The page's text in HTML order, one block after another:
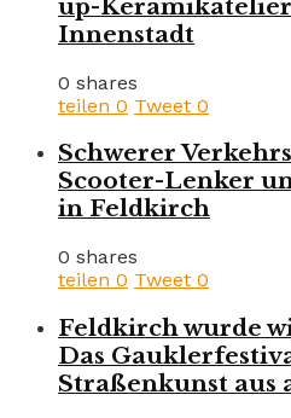
up-
Innenstadt
0 shares
teilen 0 Tweet 0
Schwerer
Scooter-Lenker
in Feldkirch
0 shares
teilen 0 Tweet 0
Feldkirch wurde
Das
Straßenkunst aus